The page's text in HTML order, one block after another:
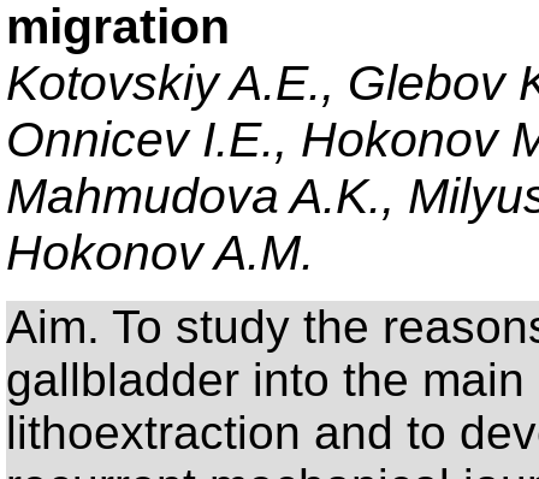
migration
Kotovskiy A.E., Glebov
Onnicev I.E., Hokonov
Mahmudova A.K.,
Hokonov A.M.
Aim. To study the
gallbladder into the
lithoextraction and to